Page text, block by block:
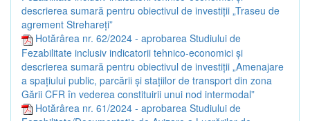
descrierea sumară pentru obiectivul de investiții „Traseu de
agrement Strehareți”
Hotărârea nr. 62/2024 - aprobarea Studiului de
Fezabilitate inclusiv indicatorii tehnico-economici și
descrierea sumară pentru obiectivul de investiții „Amenajare
a spațiului public, parcării și stațiilor de transport din zona
Gării CFR în vederea constituirii unui nod intermodal”
Hotărârea nr. 61/2024 - aprobarea Studiului de